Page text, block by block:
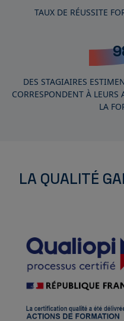
TAUX DE RÉUSSITE
DES STAGIAIRES
CORRESPONDENT À LEURS
LA
LA QUALITÉ